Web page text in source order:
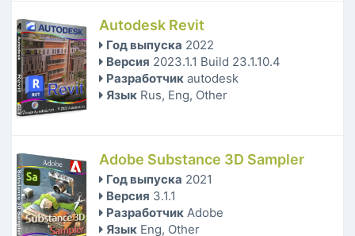
Autodesk Revit
Год выпуска 2022
Версия 2023.1.1 Build 23.1.10.4
Разработчик autodesk
Язык Rus, Eng, Other
Adobe Substance 3D Sampler
Год выпуска 2021
Версия 3.1.1
Разработчик Adobe
Язык Eng, Other